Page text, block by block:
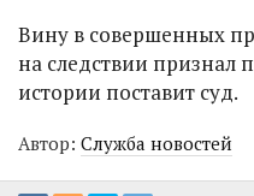
Вину в совершенных
на следствии признал
истории поставит суд.
Автор: Служба новостей